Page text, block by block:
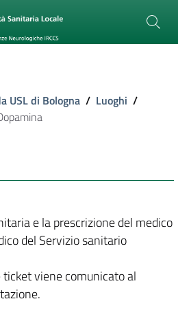
USL di Bologna / Luoghi /
e la prescrizione del medico
del Servizio sanitario
viene comunicato al